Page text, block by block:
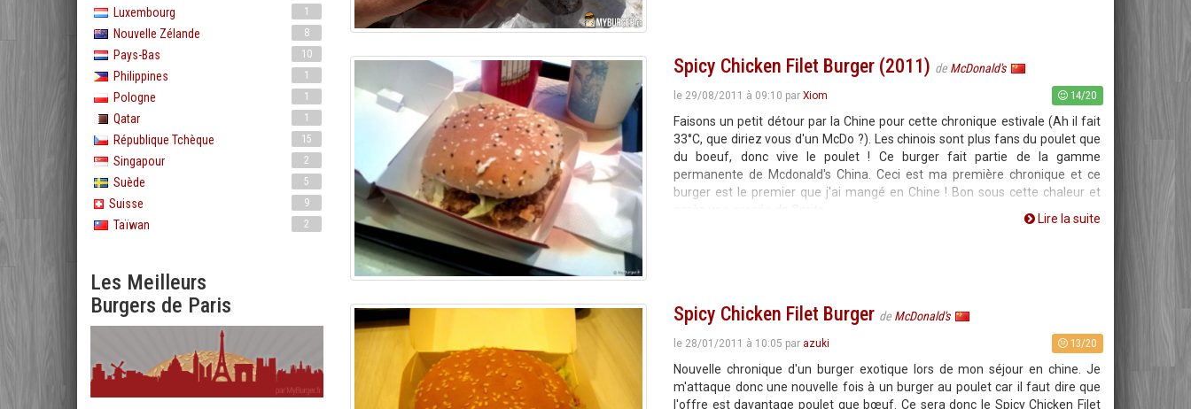
1
Luxembourg
8
Nouvelle Zélande
10
Pays-Bas
1
Philippines
1
Pologne
1
Qatar
15
République Tchèque
2
Singapour
5
Suède
9
Suisse
2
Taïwan
Les Meilleurs
Burgers de Paris
Spicy Chicken Filet Burger (2011) de McDonald's
le 29/08/2011 à 09:10 parXiom 14/20
Faisons un petit détour par la Chine pour cette chronique estivale (Ah il fait
33°C, que diriez vous d'un McDo ?). Les chinois sont plus fans du poulet que
du boeuf, donc vive le poulet ! Ce burger fait partie de la gamme
permanente de Mcdonald's China. Ceci est ma première chronique et ce
burger est le premier que j'ai mangé en Chine ! Bon sous cette chaleur et
Lire la suite
Spicy Chicken Filet Burger de McDonald's
le 28/01/2011 à 10:05 par azuki 13/20
Nouvelle chronique d'un burger exotique lors de mon séjour en chine. Je
m'attaque donc une nouvelle fois à un burger au poulet car il faut dire que
l'offre est davantage poulet que bœuf. Ce sera donc le Spicy Chicken Filet